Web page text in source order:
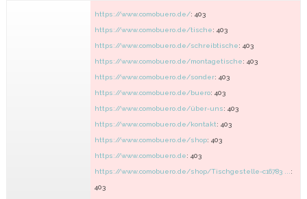
https://www.comobuero.de/: 403
https://www.comobuero.de/tische: 403
https://www.comobuero.de/schreibtische: 403
https://www.comobuero.de/montagetische: 403
https://www.comobuero.de/sonder: 403
https://www.comobuero.de/buero: 403
https://www.comobuero.de/über-uns: 403
https://www.comobuero.de/kontakt: 403
https://www.comobuero.de/shop: 403
https://www.comobuero.de: 403
https://www.comobuero.de/shop/Tischgestelle-c16783 ... :
403